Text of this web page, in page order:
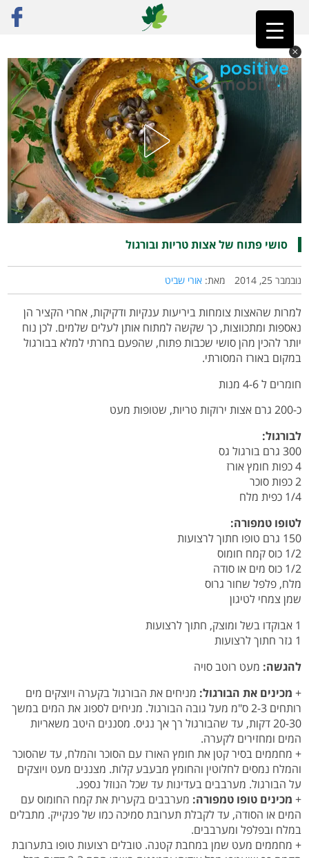
ראשי»רק מתכונים סושי פתוח של אצות טריות ובורגול
סושי פתוח של אצות טריות ובורגול
נובמבר 25, 2014 מאת: אורי שביט
למרות שהאצות צומחות ביריעות ענקיות ודקיקות, אחרי הקציר הן
נאספות ומתכווצות, כך שקשה למתוח אותן לעלים שלמים. לכן נוח
יותר להכין מהן סושי שכבות פתוח, שהפעם בחרתי למלא בבורגול
במקום באורז המסורתי.
חומרים ל 4-6 מנות
כ-200 גרם אצות ירוקות טריות, שטופות מעט
לבורגול:
300 גרם בורגול גס
4 כפות חומץ אורז
2 כפות סוכר
1/4 כפית מלח
לטופו טמפורה:
150 גרם טופו חתוך לרצועות
1/2 כוס קמח חומוס
1/2 כוס מים או סודה
מלח, פלפל שחור גרוס
שמן צמחי לטיגון
1 אבוקדו בשל ומוצק, חתוך לרצועות
1 גזר חתוך לרצועות
להגשה: מעט רוטב סויה
+ מכינים את הבורגול: מניחים את הבורגול בקערה ויוצקים מים
רותחים 2-3 ס"מ מעל גובה הבורגול. מניחים לספוג את המים במשך
20-30 דקות, עד שהבורגול רך אך נגיס. מסננים היטב משאריות
המים ומחזירים לקערה.
+ מחממים בסיר קטן את חומץ האורז עם הסוכר והמלח, עד שהסוכר
והמלח נמסים לחלוטין והחומץ מבעבע קלות. מצננים מעט ויוצקים
על הבורגול. מערבבים בעדינות עד שכל הנוזל נספג.
+ מכינים טופו טמפורה: מערבבים בקערית את קמח החומוס עם
המים או הסודה, עד לקבלת תערובת סמיכה כמו של פנקייק. מתבלים
במלח ובפלפל ומערבבים.
+ מחממים מעט שמן במחבת קטנה. טובלים רצועות טופו בתערובת